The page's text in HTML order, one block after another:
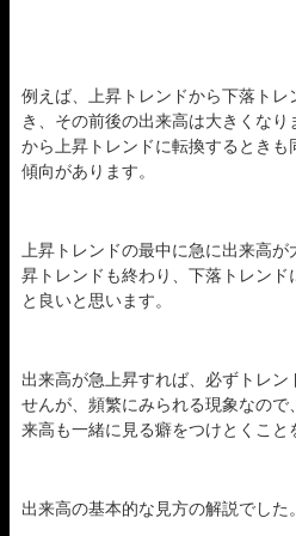
例えば、上昇トレンドから下落トレ
き、その前後の出来高は大きくな
から上昇トレンドに転換するときも
傾向があります。
上昇トレンドの最中に急に出来高
昇トレンドも終わり、下落トレンド
と良いと思います。
出来高が急上昇すれば、必ずトレン
せんが、頻繁にみられる現象なので
来高も一緒に見る癖をつけとくこと
出来高の基本的な見方の解説でした。